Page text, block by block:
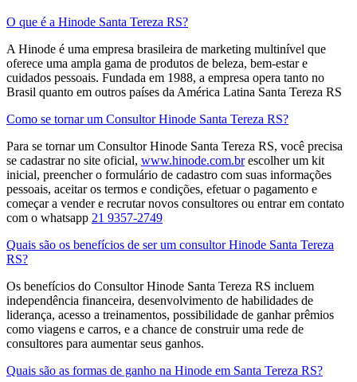
O que é a Hinode Santa Tereza RS?
A Hinode é uma empresa brasileira de marketing multinível que
oferece uma ampla gama de produtos de beleza, bem-estar e
cuidados pessoais. Fundada em 1988, a empresa opera tanto no
Brasil quanto em outros países da América Latina​ Santa Tereza RS
Como se tornar um Consultor Hinode Santa Tereza RS?
Para se tornar um Consultor Hinode Santa Tereza RS, você precisa
se cadastrar no site oficial, www.hinode.com.brescolher um kit
inicial, preencher o formulário de cadastro com suas informações
pessoais, aceitar os termos e condições, efetuar o pagamento e
começar a vender e recrutar novos consultores​ ou entrar em contato
com o whatsapp 21 9357-2749
Quais são os benefícios de ser um consultor Hinode Santa Tereza
RS?
Os benefícios do Consultor Hinode Santa Tereza RS incluem
independência financeira, desenvolvimento de habilidades de
liderança, acesso a treinamentos, possibilidade de ganhar prêmios
como viagens e carros, e a chance de construir uma rede de
consultores para aumentar seus ganhos.
Quais são as formas de ganho na Hinode em Santa Tereza RS?